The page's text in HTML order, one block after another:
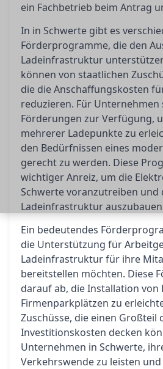
ein Fachbetrieb beim Antrag
In in Schwerte gibt es
Förderprogramme, die den
Ladeinfrastruktur
können von staatlichen
die die Anschaffungskosten
reduzieren. Für Unternehmen
Förderungen zur Verfügung,
mehrerer Ladepunkte zu
den Bedürfnissen eines
gerecht zu werden. Diese
wichtiger Anreiz, um die
Schwerte voranzutreiben und
Ladeinfrastruktur
Ein bedeutendes
die Unterstützung für
Ladeinfrastruktur für ihre
bereitstellen möchten. Diese
darauf ab, die Installation von
Firmenparkplätzen zu
Zuschüsse, die einen Großteil
Investitionskosten decken
Unternehmen in Schwerte,
Verkehrswende zu leisten